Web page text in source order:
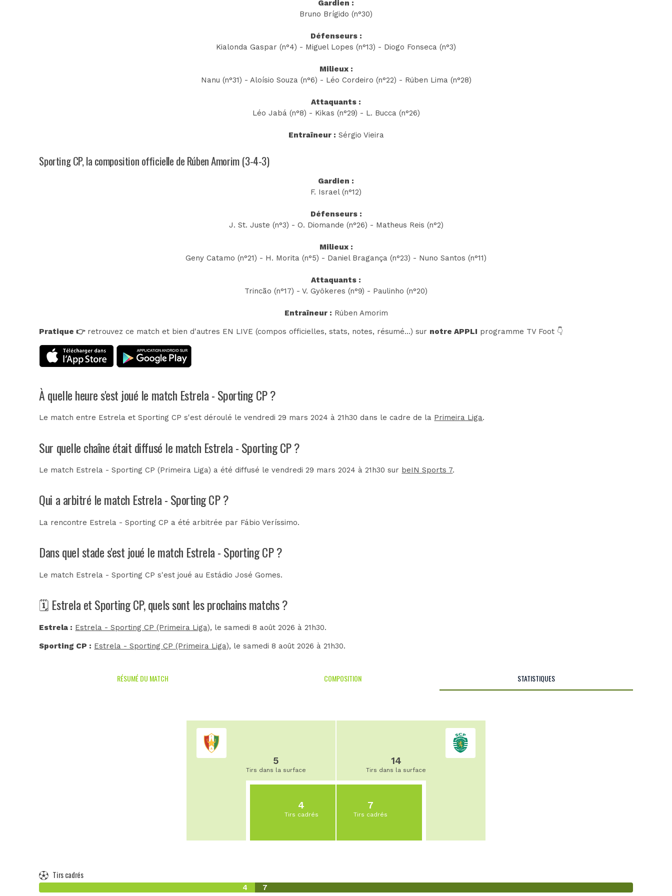
Gardien :
Bruno Brígido (n°30)
Défenseurs :
Kialonda Gaspar (n°4) - Miguel Lopes (n°13) - Diogo Fonseca (n°3)
Milieux :
Nanu (n°31) - Aloísio Souza (n°6) - Léo Cordeiro (n°22) - Rúben Lima (n°28)
Attaquants :
Léo Jabá (n°8) - Kikas (n°29) - L. Bucca (n°26)
Entraîneur : Sérgio Vieira
Sporting CP, la composition officielle de Rúben Amorim (3-4-3)
Gardien :
F. Israel (n°12)
Défenseurs :
J. St. Juste (n°3) - O. Diomande (n°26) - Matheus Reis (n°2)
Milieux :
Geny Catamo (n°21) - H. Morita (n°5) - Daniel Bragança (n°23) - Nuno Santos (n°11)
Attaquants :
Trincão (n°17) - V. Gyökeres (n°9) - Paulinho (n°20)
Entraîneur : Rúben Amorim
Pratique 👉retrouvez ce match et bien d'autres EN LIVE (compos officielles, stats, notes, résumé...) sur notre APPLI programme TV Foot 👇
À quelle heure s'est joué le match Estrela - Sporting CP ?
Le match entre Estrela et Sporting CP s'est déroulé le vendredi 29 mars 2024 à 21h30 dans le cadre de la Primeira Liga.
Sur quelle chaîne était diffusé le match Estrela - Sporting CP ?
Le match Estrela - Sporting CP (Primeira Liga) a été diffusé le vendredi 29 mars 2024 à 21h30 sur beIN Sports 7.
Qui a arbitré le match Estrela - Sporting CP ?
La rencontre Estrela - Sporting CP a été arbitrée par Fábio Veríssimo.
Dans quel stade s'est joué le match Estrela - Sporting CP ?
Le match Estrela - Sporting CP s'est joué au Estádio José Gomes.
🗓️ Estrela et Sporting CP, quels sont les prochains matchs ?
Estrela : Estrela - Sporting CP (Primeira Liga), le samedi 8 août 2026 à 21h30.
Sporting CP : Estrela - Sporting CP (Primeira Liga), le samedi 8 août 2026 à 21h30.
RÉSUMÉ DU MATCH COMPOSITION STATISTIQUES
5
Tirs dans la surface
4
Tirs cadrés
14
Tirs dans la surface
7
Tirs cadrés
Tirs cadrés
4 7